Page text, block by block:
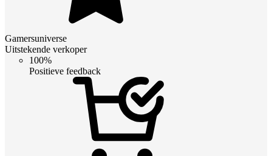
Gamersuniverse
Uitstekende verkoper
100%
Positieve feedback